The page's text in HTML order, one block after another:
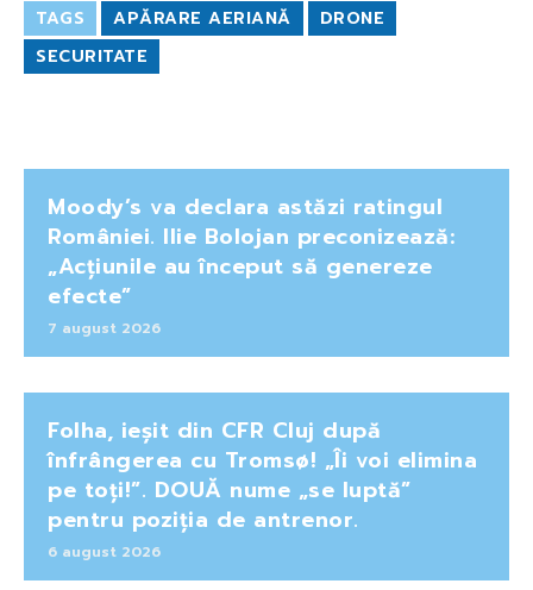
TAGS APĂRARE AERIANĂ
DRONE
SECURITATE
Moody’s va declara astăzi ratingul
României. Ilie Bolojan preconizează:
„Acțiunile au început să genereze
efecte”
7 august 2026
Folha, ieșit din CFR Cluj după
înfrângerea cu Tromsø! „Îi voi elimina
pe toți!”. DOUĂ nume „se luptă”
pentru poziția de antrenor.
6 august 2026